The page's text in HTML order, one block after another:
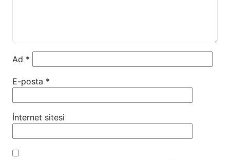
Ad *
E-posta *
İnternet sitesi